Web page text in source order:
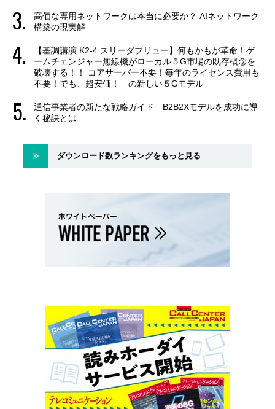
高価な専用ネットワークは本当に必要か？ AIネットワーク
構築の現実解
【基調講演 K2-4 スリーダブリュー】何もかもが革命！ゲ
ームチェンジャー無線機がローカル５G市場の既存概念を
破壊する！！ コアサーバー不要！毎年のライセンス費用も
不要！でも、超安価！ の新しい５Gモデル
通信事業者の新たな戦略ガイド B2B2Xモデルを成功に導
く秘訣とは
ダウンロード数ランキングをもっと見る